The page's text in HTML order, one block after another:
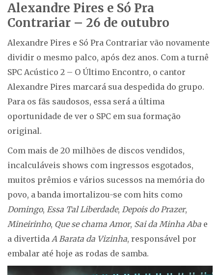
Alexandre Pires e Só Pra
Contrariar – 26 de outubro
Alexandre Pires e Só Pra Contrariar vão novamente
dividir o mesmo palco, após dez anos. Com a turnê
SPC Acústico 2 – O Último Encontro, o cantor
Alexandre Pires marcará sua despedida do grupo.
Para os fãs saudosos, essa será a última
oportunidade de ver o SPC em sua formação
original.
Com mais de 20 milhões de discos vendidos,
incalculáveis shows com ingressos esgotados,
muitos prêmios e vários sucessos na memória do
povo, a banda imortalizou-se com hits como
Domingo, Essa Tal Liberdade, Depois do Prazer,
Mineirinho, Que se chama Amor, Sai da Minha Aba e
a divertida A Barata da Vizinha, responsável por
embalar até hoje as rodas de samba.